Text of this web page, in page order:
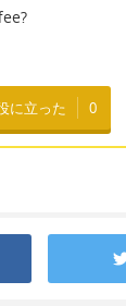
に立った 0